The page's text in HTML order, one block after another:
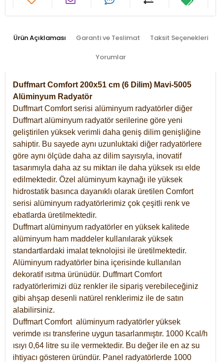
Ürün Açıklaması Garanti ve Teslimat Taksit Seçenekleri
Yorumlar
Duffmart Comfort 200x51 cm (6 Dilim) Mavi-5005
Alüminyum Radyatör
Duffmart Comfort serisi alüminyum radyatörler diğer
Duffmart alüminyum radyatör serilerine göre yeni
geliştirilen yüksek verimli daha geniş dilim genişliğine
sahiptir. Bu sayede aynı uzunluktaki diğer radyatörlere
göre aynı ölçüde daha az dilim sayısıyla, inovatif
tasarımıyla daha az su miktarı ile daha yüksek ısı elde
edilmektedir. Özel alüminyum kaynağı ile yüksek
hidrostatik basınca dayanıklı olarak üretilen Comfort
serisi alüminyum radyatörlerimiz çok çeşitli renk ve
ebatlarda üretilmektedir.
Duffmart alüminyum radyatörler en yüksek kalitede
alüminyum ham maddeler kullanılarak yüksek
standartlardaki imalat teknolojisi ile üretilmektedir.
Alüminyum radyatörler bina içerisinde kullanılan
dekoratif ısıtma ürünüdür. Duffmart Comfort
radyatörlerimizi düz renkler ile sipariş verebileceğiniz
gibi ahşap desenli natürel renklerimiz ile de satın
alabilirsiniz.
Duffmart Comfort alüminyum radyatörler yüksek
verimde ısı transferine uygun tasarlanmıştır. 1000 Kcal/h
ısıyı 0,64 litre su ile vermektedir. Bu değer ile en az su
ihtiyacı gösteren üründür. Panel radyatörlerde 1000